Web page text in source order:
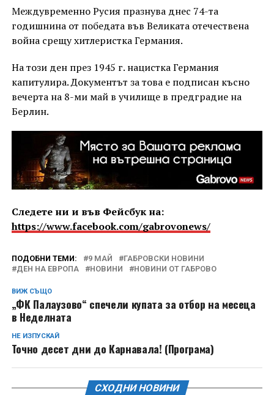
Междувременно Русия празнува днес 74-та
годишнина от победата във Великата отечествена
война срещу хитлеристка Германия.
На този ден през 1945 г. нацистка Германия
капитулира. Документът за това е подписан късно
вечерта на 8-ми май в училище в предградие на
Берлин.
Следете ни и във Фейсбук на:
https://www.facebook.com/gabrovonews/
ПОДОБНИ ТЕМИ: 9 МАЙ
ГАБРОВСКИ НОВИНИ
ДЕН НА ЕВРОПА
НОВИНИ НОВИНИ ОТ ГАБРОВО
ВИЖ СЪЩО
„ФК Палаузово“ спечели купата за отбор на месеца
в Неделната
НЕ ИЗПУСКАЙ
Точно десет дни до Карнавала! (Програма)
СХОДНИ НОВИНИ